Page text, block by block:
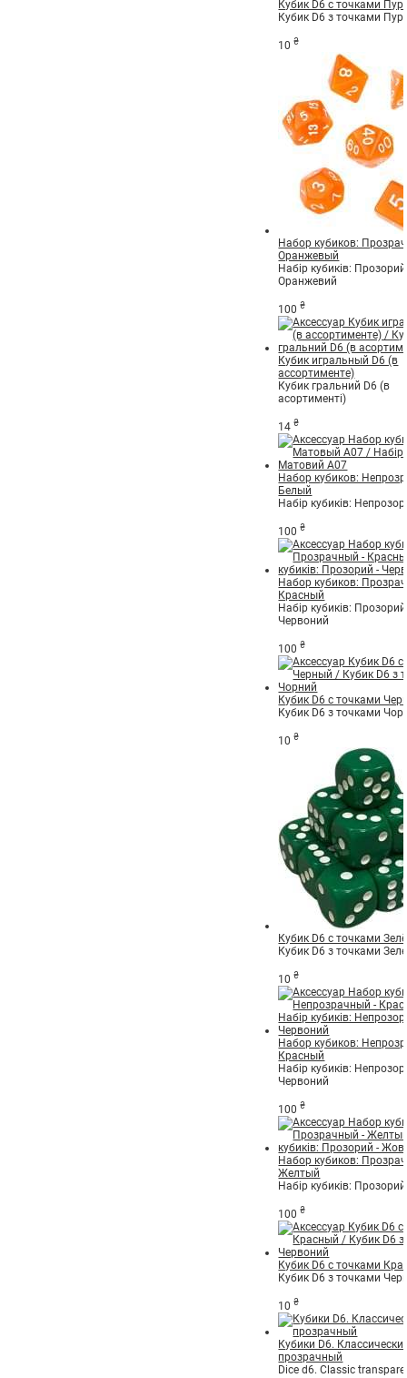
Кубик D6 с точками
Кубик D6 з точками
10₴
Набор кубиков:
Оранжевый
Набір кубиків:
Оранжевий
100₴
Кубик игральный D6 (в
ассортименте)
Кубик гральний D6 (в
асортименті)
14₴
Набор кубиков:
Белый
Набір кубиків:
100₴
Набор кубиков:
Красный
Набір кубиків:
Червоний
100₴
Кубик D6 с точками
Кубик D6 з точками
10₴
Кубик D6 с точками
Кубик D6 з точками
10₴
Набор кубиков:
Красный
Набір кубиків:
Червоний
100₴
Набор кубиков:
Желтый
Набір кубиків:
100₴
Кубик D6 с точками
Кубик D6 з точками
10₴
Кубики D6.
прозрачный
Dice d6. Classic